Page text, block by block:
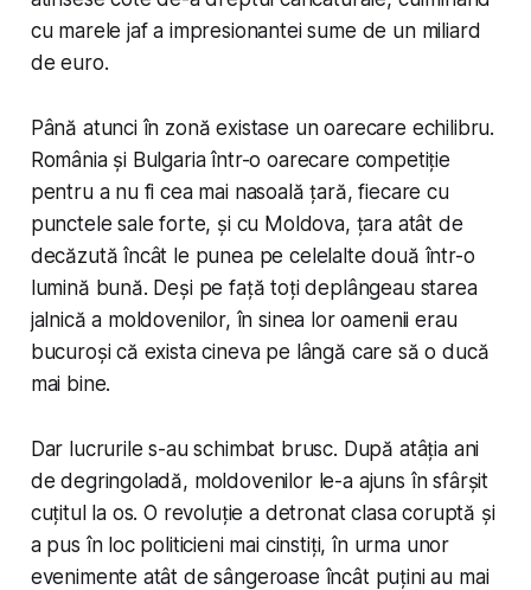
cu marele jaf a impresionantei sume de un miliard
de euro.
Până atunci în zonă existase un oarecare echilibru.
România și Bulgaria într-o oarecare competiție
pentru a nu fi cea mai nasoală țară, fiecare cu
punctele sale forte, și cu Moldova, țara atât de
decăzută încât le punea pe celelalte două într-o
lumină bună. Deși pe față toți deplângeau starea
jalnică a moldovenilor, în sinea lor oamenii erau
bucuroși că exista cineva pe lângă care să o ducă
mai bine.
Dar lucrurile s-au schimbat brusc. După atâția ani
de degringoladă, moldovenilor le-a ajuns în sfârșit
cuțitul la os. O revoluție a detronat clasa coruptă și
a pus în loc politicieni mai cinstiți, în urma unor
evenimente atât de sângeroase încât puțini au mai